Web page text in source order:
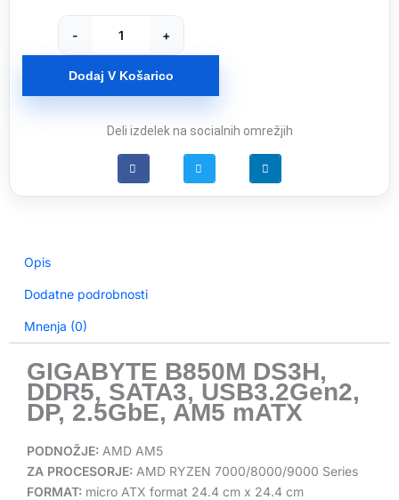
-
USB3.2Gen2,
količina
+
Dodaj V Košarico
Deli izdelek na socialnih omrežjih
Opis
Dodatne podrobnosti
Mnenja (0)
GIGABYTE B850M DS3H,
DDR5, SATA3, USB3.2Gen2,
DP, 2.5GbE, AM5 mATX
PODNOŽJE: AMD AM5
ZA PROCESORJE: AMD RYZEN 7000/8000/9000 Series
FORMAT: micro ATX format 24.4 cm x 24.4 cm